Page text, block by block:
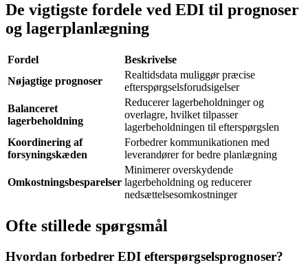
De vigtigste fordele ved EDI til prognoser
og lagerplanlægning
Fordel
Beskrivelse
Nøjagtige prognoser
Realtidsdata muliggør præcise
efterspørgselsforudsigelser
Balanceret
lagerbeholdning
Reducerer lagerbeholdninger og
overlagre, hvilket tilpasser
lagerbeholdningen til efterspørgslen
Koordinering af
forsyningskæden
Forbedrer kommunikationen med
leverandører for bedre planlægning
Omkostningsbesparelser
Minimerer overskydende
lagerbeholdning og reducerer
nedsættelsesomkostninger
Ofte stillede spørgsmål
Hvordan forbedrer EDI efterspørgselsprognoser?